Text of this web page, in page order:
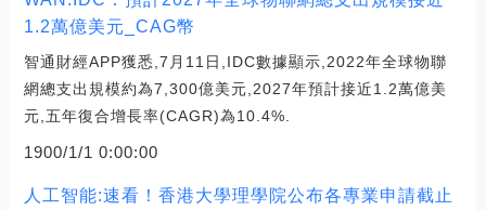
1.2萬億美元_CAG幣
智通財經APP獲悉,7月11日,IDC數據顯示,2022年全球物聯
網總支出規模約為7,300億美元,2027年預計接近1.2萬億美
元,五年復合增長率(CAGR)為10.4%.
1900/1/1 0:00:00
人工智能:速看！香港大學理學院公布各專業申請截止